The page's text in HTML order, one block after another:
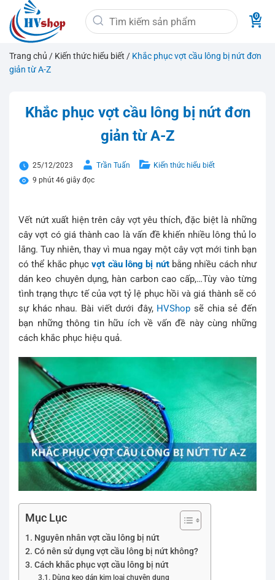
qua
nội
dung
Tìm
kiếm:
Trang chủ / Kiến thức hiểu biết / Khắc phục vợt cầu lông bị nứt đơn
giản từ A-Z
Khắc phục vợt cầu lông bị nứt đơn
giản từ A-Z
25/12/2023 Trần Tuấn
Kiến thức hiểu biết
9 phút 46 giây đọc
Vết nứt xuất hiện trên cây vợt yêu thích, đặc biệt là những
cây vợt có giá thành cao là vấn đề khiến nhiều lông thủ lo
lắng. Tuy nhiên, thay vì mua ngay một cây vợt mới tinh bạn
có thể khắc phụcvợt cầu lông bị nứtbằng nhiều cách như
dán keo chuyên dụng, hàn carbon cao cấp,…Tùy vào từng
tình trạng thực tế của vợt tỷ lệ phục hồi và giá thành sẽ có
sự khác nhau. Bài viết dưới đây, HVShop sẽ chia sẻ đến
bạn những thông tin hữu ích về vấn đề này cùng những
cách khắc phục hiệu quả.
Mục Lục
Nguyên nhân vợt cầu lông bị nứt
Có nên sử dụng vợt cầu lông bị nứt không?
Cách khắc phục vợt cầu lông bị nứt
Dùng keo dán kim loại chuyên dụng